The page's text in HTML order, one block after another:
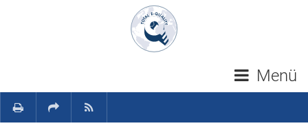
Navigation überspringen
Menü